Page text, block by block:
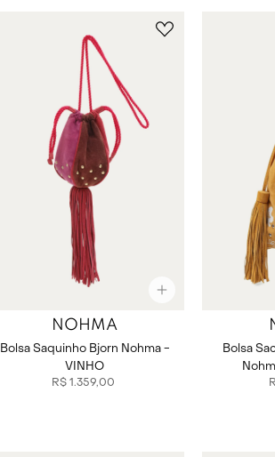
NOHMA
Bolsa Saquinho Bjorn Nohma -
VINHO
R$ 1.359,00
Bolsa